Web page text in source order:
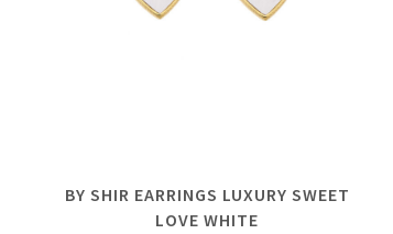
BY SHIR EARRINGS LUXURY SWEET
LOVE WHITE